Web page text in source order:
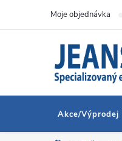
Moje objednávka
Akce/Výprodej